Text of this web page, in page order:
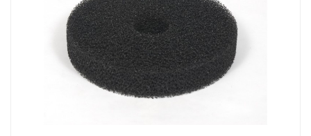
AKWARYSTYKA
(SPRZĘT)